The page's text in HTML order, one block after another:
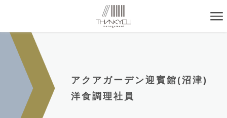
アクアガーデン迎賓館(沼津)
洋食調理社員